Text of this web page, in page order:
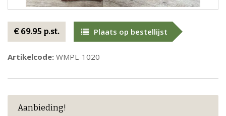
€ 69.95 p.st. Plaats op bestellijst
Artikelcode: WMPL-1020
Aanbieding!